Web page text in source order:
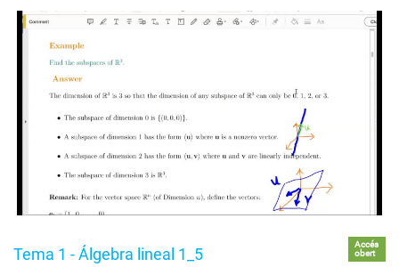
Tema 1 - Álgebra lineal 1_5
Accés
obert